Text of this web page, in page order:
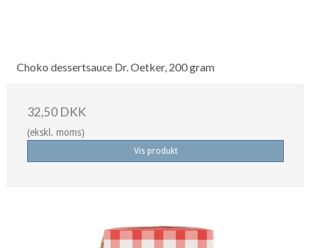
Choko dessertsauce Dr. Oetker, 200 gram
32,50 DKK
(ekskl. moms)
Vis produkt